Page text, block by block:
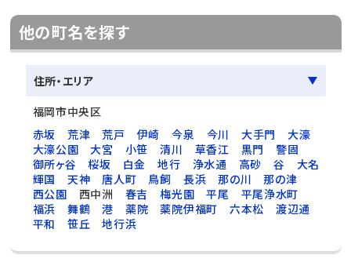
他の町名を探す
住所・エリア
福岡市中央区
赤坂
荒津 荒戸 伊崎 今泉 今川 大手門
大濠
大濠公園
大宮 小笹 清川 草香江 黒門
警固
御所ヶ谷
桜坂 白金 地行 浄水通 高砂 谷
大名
輝国
天神 唐人町 鳥飼 長浜 那の川
那の津
西公園
西中洲 春吉 梅光園 平尾
平尾浄水町
福浜
舞鶴 港 薬院 薬院伊福町 六本松
渡辺通
平和
笹丘 地行浜